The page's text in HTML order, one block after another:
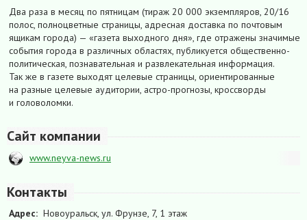
Два раза в месяц по пятницам (тираж 20 000 экземпляров, 20/16
полос, полноцветные страницы, адресная доставка по почтовым
ящикам города) — «газета выходного дня», где отражены значимые
события города в различных областях, публикуется общественно-
политическая, познавательная и развлекательная информация.
Так же в газете выходят целевые страницы, ориентированные
на разные целевые аудитории, астро-прогнозы, кроссворды
и головоломки.
Сайт компании
www.neyva-news.ru
Контакты
Адрес: Новоуральск, ул. Фрунзе, 7, 1 этаж